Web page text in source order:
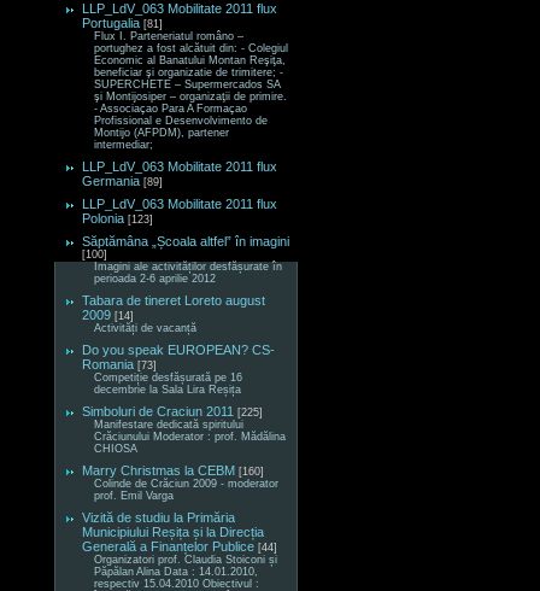
LLP_LdV_063 Mobilitate 2011 flux
Portugalia [81]
Flux I. Parteneriatul româno –
portughez a fost alcătuit din: - Colegiul
Economic al Banatului Montan Reşiţa,
beneficiar şi organizatie de trimitere; -
SUPERCHETE – Supermercados SA
şi Montijosiper – organizaţii de primire.
- Associaçao Para A Formaçao
Profissional e Desenvolvimento de
Montijo (AFPDM), partener
intermediar;
LLP_LdV_063 Mobilitate 2011 flux
Germania [89]
LLP_LdV_063 Mobilitate 2011 flux
Polonia [123]
Săptămâna „Școala altfel” în imagini
[100]
Imagini ale activităților desfășurate în
perioada 2-6 aprilie 2012
Tabara de tineret Loreto august
2009 [14]
Activități de vacanță
Do you speak EUROPEAN? CS-
Romania [73]
Competiție desfășurată pe 16
decembrie la Sala Lira Reșița
Simboluri de Craciun 2011 [225]
Manifestare dedicată spiritului
Crăciunului Moderator : prof. Mădălina
CHIOSA
Marry Christmas la CEBM [160]
Colinde de Crăciun 2009 - moderator
prof. Emil Varga
Vizită de studiu la Primăria
Municipiului Reșița și la Direcția
Generală a Finanțelor Publice [44]
Organizatori prof. Claudia Stoiconi și
Păpălan Alina Data : 14.01.2010,
respectiv 15.04.2010 Obiectivul :